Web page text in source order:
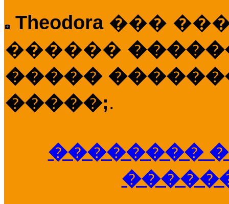
Theodora ���
������
�����
�����;.
��������